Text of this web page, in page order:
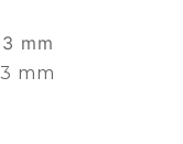
mm
mm